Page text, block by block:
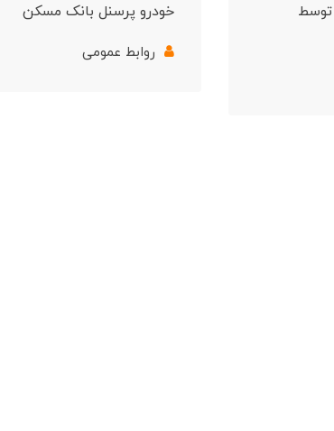
توسط
خودرو پرسنل بانک مسکن
روابط عمومی